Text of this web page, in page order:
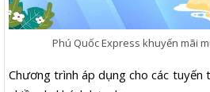
Phú Quốc Express khuyến mãi
Chương trình áp dụng cho các tuyến